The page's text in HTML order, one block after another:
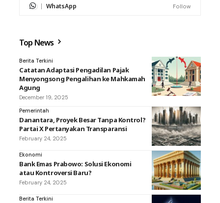
WhatsApp Follow
Top News
Berita Terkini
Catatan Adaptasi Pengadilan Pajak
Menyongsong Pengalihan ke Mahkamah
Agung
December 19, 2025
Pemerintah
Danantara, Proyek Besar Tanpa Kontrol?
Partai X Pertanyakan Transparansi
February 24, 2025
Ekonomi
Bank Emas Prabowo: Solusi Ekonomi
atau Kontroversi Baru?
February 24, 2025
Berita Terkini